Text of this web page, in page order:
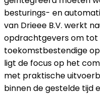
besturings- en
van Drieee B.V. werkt
opdrachtgevers om tot
toekomstbestendige
ligt de focus op het
met praktische
binnen de gestelde tijd